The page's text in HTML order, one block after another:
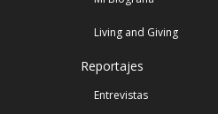
Living and Giving
Reportajes
Entrevistas